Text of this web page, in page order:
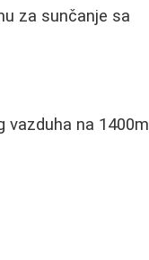
za sunčanje sa
vazduha na 1400m